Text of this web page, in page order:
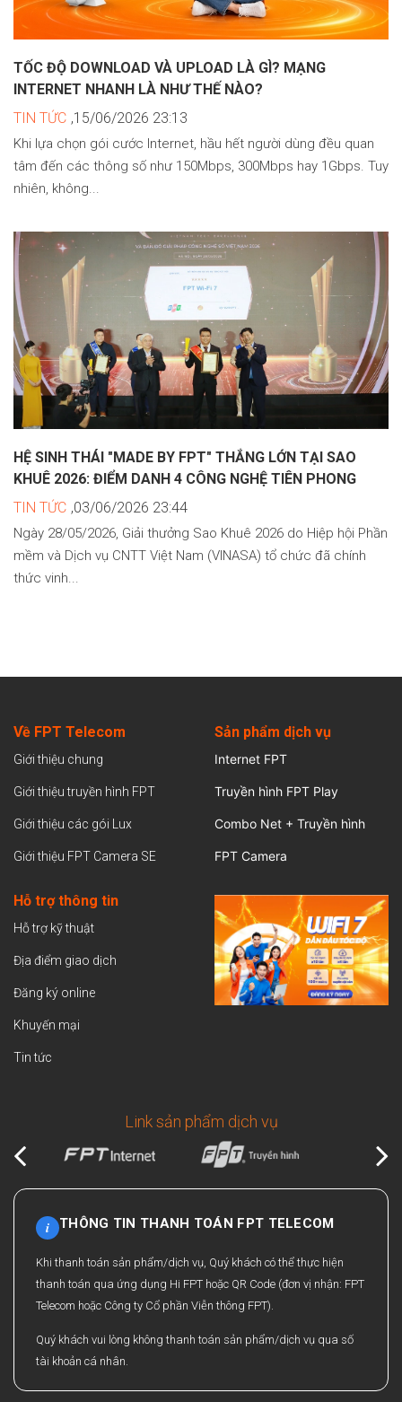
TỐC ĐỘ DOWNLOAD VÀ UPLOAD LÀ GÌ? MẠNG
INTERNET NHANH LÀ NHƯ THẾ NÀO?
TIN TỨC ,15/06/2026 23:13
Khi lựa chọn gói cước Internet, hầu hết người dùng đều quan
tâm đến các thông số như 150Mbps, 300Mbps hay 1Gbps. Tuy
nhiên, không...
HỆ SINH THÁI "MADE BY FPT" THẮNG LỚN TẠI SAO
KHUÊ 2026: ĐIỂM DANH 4 CÔNG NGHỆ TIÊN PHONG
TIN TỨC ,03/06/2026 23:44
Ngày 28/05/2026, Giải thưởng Sao Khuê 2026 do Hiệp hội Phần
mềm và Dịch vụ CNTT Việt Nam (VINASA) tổ chức đã chính
thức vinh...
Về FPT Telecom
Giới thiệu chung
Giới thiệu truyền hình FPT
Giới thiệu các gói Lux
Giới thiệu FPT Camera SE
Sản phẩm dịch vụ
Internet FPT
Truyền hình FPT Play
Combo Net + Truyền hình
FPT Camera
Hỗ trợ thông tin
Hỗ trợ kỹ thuật
Địa điểm giao dịch
Đăng ký online
Khuyến mại
Tin tức
Link sản phẩm dịch vụ
i THÔNG TIN THANH TOÁN FPT TELECOM
Khi thanh toán sản phẩm/dịch vụ, Quý khách có thể thực hiện
thanh toán qua ứng dụng Hi FPT hoặc QR Code (đơn vị nhận: FPT
Telecom hoặc Công ty Cổ phần Viễn thông FPT).
Quý khách vui lòng không thanh toán sản phẩm/dịch vụ qua số
tài khoản cá nhân.